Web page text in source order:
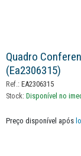
Quadro
(ea2306315)
Ref.: EA2306315
Stock: Disponível no
Preço disponível após